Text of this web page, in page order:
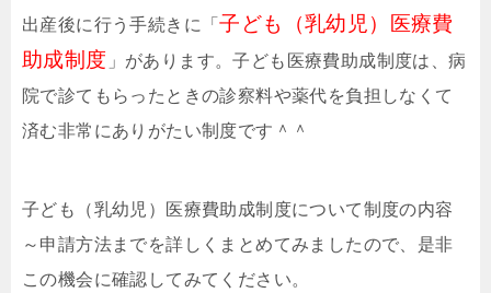
出産後に行う手続きに「子ども（乳幼児）医療費
助成制度 」があります。子ども医療費助成制度は、病
院で診てもらったときの診察料や薬代を負担しなくて
済む非常にありがたい制度です＾＾
子ども（乳幼児）医療費助成制度について制度の内容
～申請方法までを詳しくまとめてみましたので、是非
この機会に確認してみてください。